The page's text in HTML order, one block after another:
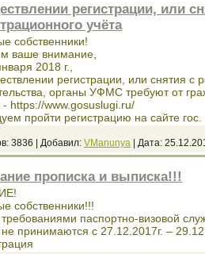
регистрации, или
учёта
собственники!
ваше внимание,
2018 г.,
регистрации, или снятия с
органы УФМС требуют от
- https://www.gosuslugi.ru/
пройти регистрацию на сайте гос.
3836 | Добавил: VManunya | Дата:
прописка и выписка!!!
собственники!!!
требованиями паспортно-визовой
не принимаются с 27.12.2017г. –